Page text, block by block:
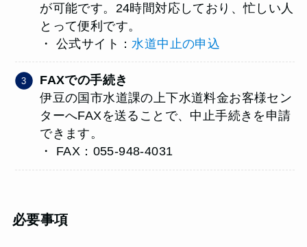
が可能です。24時間対応しており、忙しい人
とって便利です。
・ 公式サイト： 水道中止の申込
FAXでの手続き
伊豆の国市水道課の上下水道料金お客様セン
ターへFAXを送ることで、中止手続きを申請
できます。
・ FAX：055-948-4031
必要事項